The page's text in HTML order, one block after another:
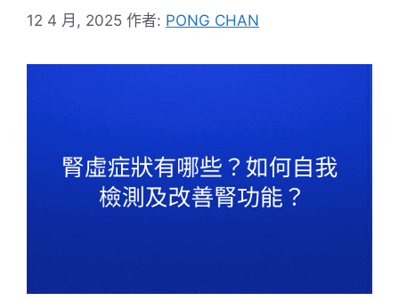
12 4 月, 2025 作者: PONG CHAN